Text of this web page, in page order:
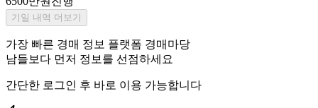
기일 내역 더보기
가장 빠른 경매 정보 플랫폼 경매마당
남들보다 먼저 정보를 선점하세요
간단한 로그인 후 바로 이용 가능합니다